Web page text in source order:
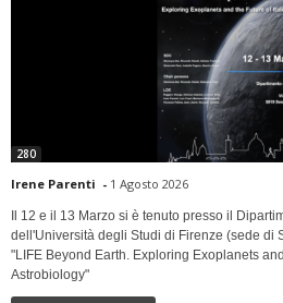
280
Irene Parenti - 1 Agosto 2026
Il 12 e il 13 Marzo si è tenuto presso il
dell'Università degli Studi di Firenze (sede di
"LIFE Beyond Earth. Exploring Exoplanets
Astrobiology"